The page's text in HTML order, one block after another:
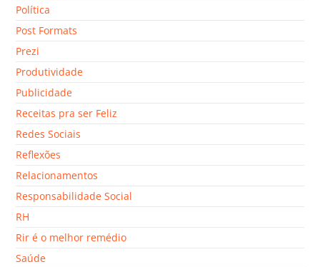
Política
Post Formats
Prezi
Produtividade
Publicidade
Receitas pra ser Feliz
Redes Sociais
Reflexões
Relacionamentos
Responsabilidade Social
RH
Rir é o melhor remédio
Saúde